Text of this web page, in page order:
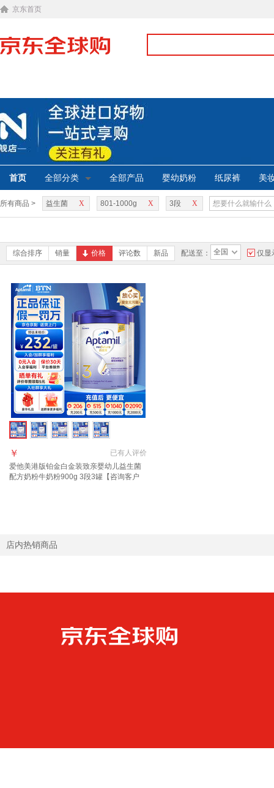
京东首页
首页 全部分类 全部产品 婴幼奶粉 纸尿裤 美
所有商品 > X
益生菌 X
801-1000g X
3段
综合排序 销量 价格 评论数 新品 配送至： 全国 仅显
已有人评价
￥
爱他美港版铂金白金装致亲婴幼儿益生菌
配方奶粉牛奶粉900g 3段3罐【咨询客户
店内热销商品